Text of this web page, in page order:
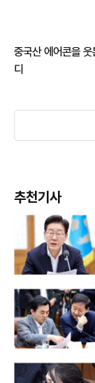
중국산 에어콘을 웃
디
추천기사